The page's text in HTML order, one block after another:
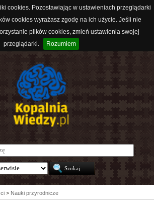
cookies. Pozostawiając w ustawieniach przeglądarki
cookies wyrażasz zgodę na ich użycie. Jeśli nie
plików cookies, zmień ustawienia swojej
przeglądarki.
Rozumiem
> Nauki przyrodnicze